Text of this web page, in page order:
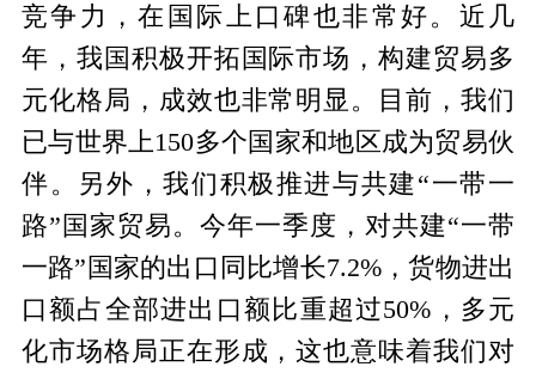
竞争力，在国际上口碑也非常好。近几
年，我国积极开拓国际市场，构建贸易多
元化格局，成效也非常明显。目前，我们
已与世界上150多个国家和地区成为贸易伙
伴。另外，我们积极推进与共建“一带一
路”国家贸易。今年一季度，对共建“一带
一路”国家的出口同比增长7.2%，货物进出
口额占全部进出口额比重超过50%，多元
化市场格局正在形成，这也意味着我们对